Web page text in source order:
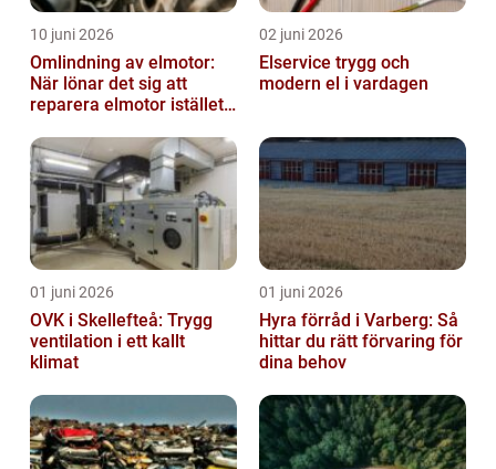
10 juni 2026
Omlindning av elmotor:
När lönar det sig att
reparera elmotor istället
02 juni 2026
Elservice trygg och
modern el i vardagen
01 juni 2026
OVK i Skellefteå: Trygg
ventilation i ett kallt
klimat
01 juni 2026
Hyra förråd i Varberg: Så
hittar du rätt förvaring för
dina behov